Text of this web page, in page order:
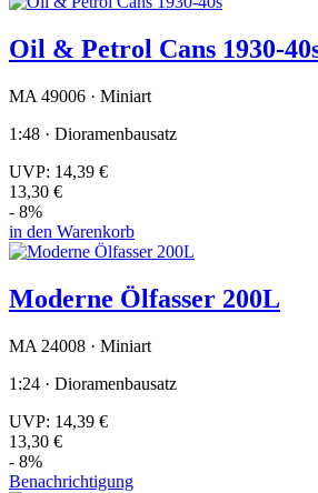
Oil & Petrol Cans 1930-
MA 49006 · Miniart
1:48 · Dioramenbausatz
UVP: 14,39 €
13,30 €
- 8%
in den Warenkorb
Moderne Ölfasser 200L
MA 24008 · Miniart
1:24 · Dioramenbausatz
UVP: 14,39 €
13,30 €
- 8%
Benachrichtigung